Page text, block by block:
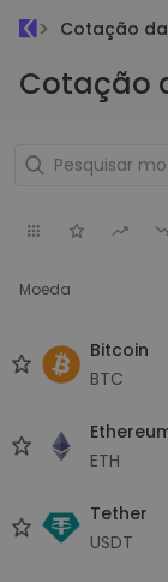
Cotação
Cotação
Moeda
Bitcoin
BTC
ETH
Tether
USDT